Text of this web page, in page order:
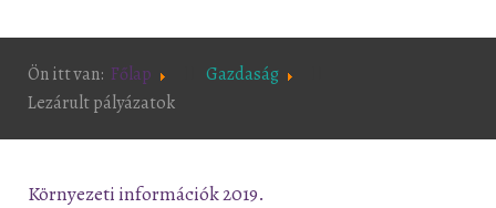
Ön itt van: Főlap
Gazdaság
Lezárult pályázatok
Környezeti információk 2019.